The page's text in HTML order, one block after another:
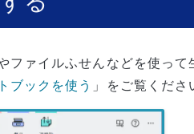
ァイルふせんなどを使って
ブックを使う 」をご覧くださ